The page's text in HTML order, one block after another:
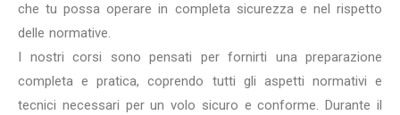
che tu possa operare in completa sicurezza e nel rispetto
delle normative.
I nostri corsi sono pensati per fornirti una preparazione
completa e pratica, coprendo tutti gli aspetti normativi e
tecnici necessari per un volo sicuro e conforme. Durante il